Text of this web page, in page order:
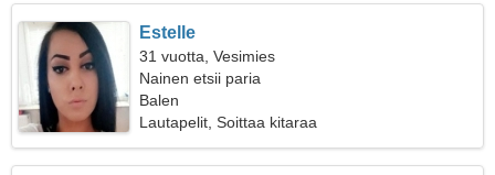
Estelle
31 vuotta, Vesimies
Nainen etsii paria
Balen
Lautapelit, Soittaa kitaraa